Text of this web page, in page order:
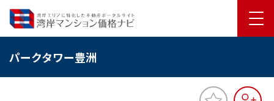
パークタワー豊洲